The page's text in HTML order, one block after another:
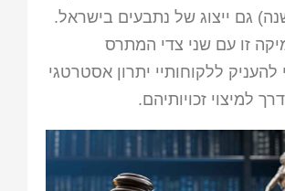
כ-15 שנה) גם ייצוג של נתבעים בישראל.
זו עם שני צדי המתרס
ללקוחותיי יתרון אסטרטגי
למיצוי זכויותיהם.